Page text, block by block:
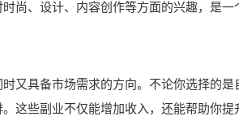
尚、设计、内容创作等方面的兴趣，是
又具备市场需求的方向。不论你选择的是
这些副业不仅能增加收入，还能帮助你提